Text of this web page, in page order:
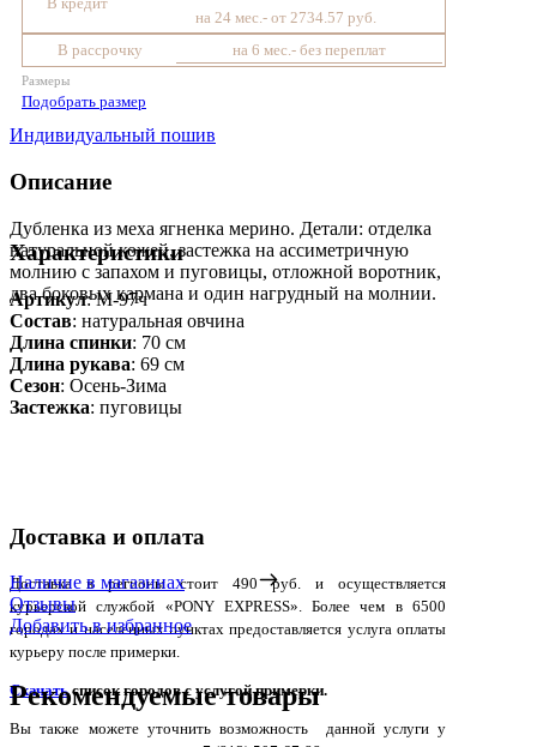
на 24 мес.- от 2734.57 руб.
В рассрочку
на 6 мес.- без переплат
Размеры
Подобрать размер
Индивидуальный пошив
Описание
Дубленка из меха ягненка мерино. Детали: отделка
натуральной кожей, застежка на ассиметричную
молнию с запахом и пуговицы, отложной воротник,
два боковых кармана и один нагрудный на молнии.
Характеристики
Артикул: М-97ч
Состав: натуральная овчина
Длина спинки: 70 см
Длина рукава: 69 см
Сезон: Осень-Зима
Застежка: пуговицы
Доставка и оплата
Доставка в регионы стоит 490 руб. и осуществляется
курьерской службой «PONY EXPRESS». Более чем в 6500
городах и населенных пунктах предоставляется услуга оплаты
курьеру после примерки.
Скачатьсписок городов с услугой примерки.
Вы также можете уточнить возможность данной услуги у
Наличие в магазинах
Отзывы
Добавить в избранное
Рекомендуемые товары